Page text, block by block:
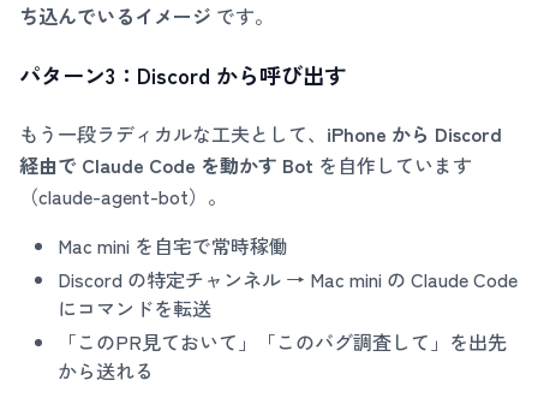
ち込んでいるイメージ です。
パターン3：Discord から呼び出す
もう一段ラディカルな工夫として、 iPhone から Discord
経由で Claude Code を動かす Bot を自作しています
（claude-agent-bot）。
Mac mini を自宅で常時稼働
Discord の特定チャンネル → Mac mini の Claude Code
にコマンドを転送
「このPR見ておいて」「このバグ調査して」を出先
から送れる